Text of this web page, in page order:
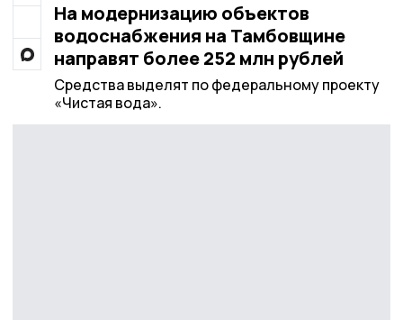
На модернизацию объектов
водоснабжения на Тамбовщине
направят более 252 млн рублей
Средства выделят по федеральному проекту
«Чистая вода».